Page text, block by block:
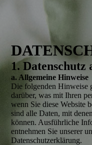
1. Datenschutz
a. Allgemeine Hinweise
Die folgenden Hinweise
darüber, was mit Ihren
wenn Sie diese Website
sind alle Daten, mit
können. Ausführliche
entnehmen Sie unserer
Datenschutzerklärung.